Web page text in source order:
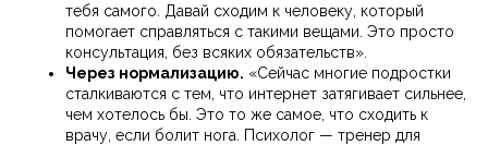
тебя самого. Давай сходим к человеку, который
помогает справляться с такими вещами. Это просто
консультация, без всяких обязательств».
Через нормализацию. «Сейчас многие подростки
сталкиваются с тем, что интернет затягивает сильнее,
чем хотелось бы. Это то же самое, что сходить к
врачу, если болит нога. Психолог — тренер для